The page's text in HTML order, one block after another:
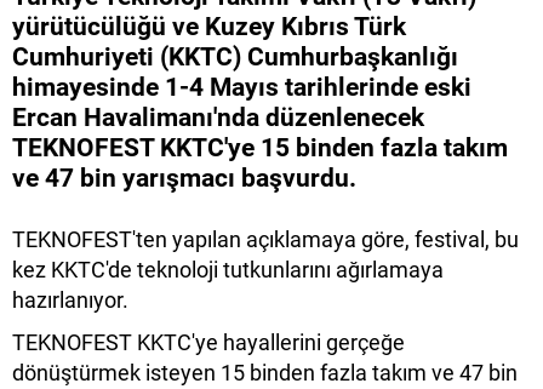
yürütücülüğü ve Kuzey Kıbrıs Türk
Cumhuriyeti (KKTC) Cumhurbaşkanlığı
himayesinde 1-4 Mayıs tarihlerinde eski
Ercan Havalimanı'nda düzenlenecek
TEKNOFEST KKTC'ye 15 binden fazla takım
ve 47 bin yarışmacı başvurdu.
TEKNOFEST'ten yapılan açıklamaya göre, festival, bu
kez KKTC'de teknoloji tutkunlarını ağırlamaya
hazırlanıyor.
TEKNOFEST KKTC'ye hayallerini gerçeğe
dönüştürmek isteyen 15 binden fazla takım ve 47 bin